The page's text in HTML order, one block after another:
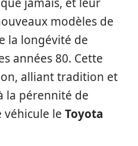
modèles de
la longévité de
années 80. Cette
alliant tradition et
la pérennité de
véhicule le Toyota